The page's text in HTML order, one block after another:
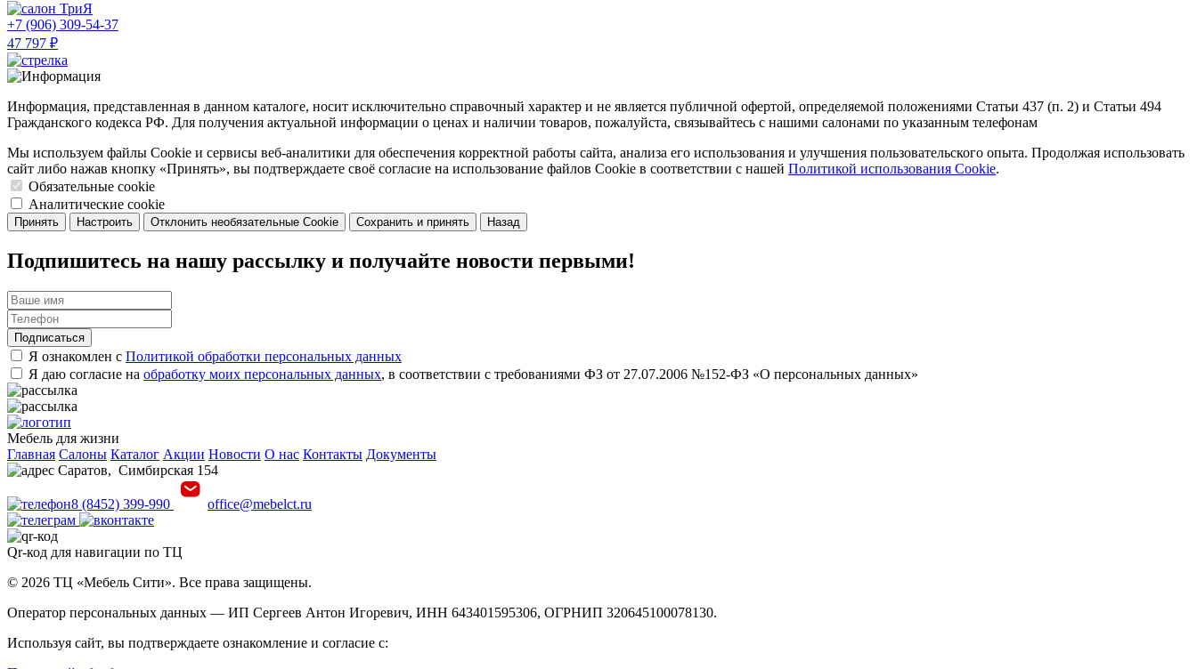
ТриЯ
+7 (906) 309-54-37
47 797 ₽
Информация, представленная в данном каталоге, носит исключительно справочный характер и не является публичной офертой, определяемой положениями Статьи 437 (п. 2) и Статьи 494
Гражданского кодекса РФ. Для получения актуальной информации о ценах и наличии товаров, пожалуйста, связывайтесь с нашими салонами по указанным телефонам
Мы используем файлы Cookie и сервисы веб-аналитики для обеспечения корректной работы сайта, анализа его использования и улучшения пользовательского опыта. Продолжая использовать
сайт либо нажав кнопку «Принять», вы подтверждаете своё согласие на использование файлов Cookie в соответствии с нашей Политикой использования Cookie.
Обязательные cookie
Аналитические cookie
Принять Настроить Отклонить необязательные Cookie Сохранить и принять Назад
Подпишитесь на нашу рассылку и получайте новости первыми!
Подписаться
Я ознакомлен с Политикой обработки персональных данных
Я даю согласие на обработку моих персональных данных, в соответствии с требованиями ФЗ от 27.07.2006 №152-ФЗ «О персональных данных»
Мебель для жизни
Главная Салоны Каталог Акции Новости О нас Контакты Документы
Саратов, Симбирская 154
8 (8452) 399-990 office@mebelct.ru
Qr-код для навигации по ТЦ
© 2026 ТЦ «Мебель Сити». Все права защищены.
Оператор персональных данных — ИП Сергеев Антон Игоревич, ИНН 643401595306, ОГРНИП 320645100078130.
Используя сайт, вы подтверждаете ознакомление и согласие с: